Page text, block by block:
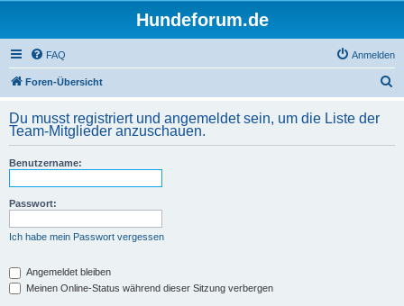
Hundeforum.de
FAQ Anmelden
Foren-Übersicht
h
Du musst registriert und angemeldet sein, um die Liste der
Team-Mitglieder anzuschauen.
Benutzername:
Passwort:
Ich habe mein Passwort vergessen
Angemeldet bleiben
Meinen Online-Status während dieser Sitzung verbergen